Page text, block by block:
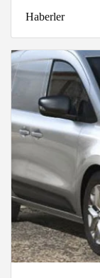
Haberler